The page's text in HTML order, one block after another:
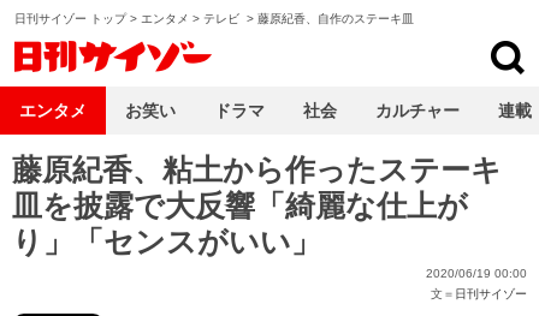
日刊サイゾー トップ> エンタメ > テレビ > 藤原紀香、自作のステーキ皿
藤原紀香、粘土から作ったステーキ
皿を披露で大反響「綺麗な仕上が
り」「センスがいい」
2020/06/19 00:00
文＝ 日刊サイゾー
エンタメ お笑い ドラマ 社会 カルチャー 連載